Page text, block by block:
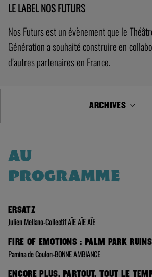
LE LABEL NOS FUTURS
Nos Futurs est un évènement que le
Génération a souhaité construire en
d’autres partenaires en France.
ARCHIVES
AU
PROGRAMME
ERSATZ
Julien Mellano-Collectif AÏE AÏE AÏE
FIRE OF EMOTIONS : PALM PARK RUINS
Pamina de Coulon-BONNE AMBIANCE
ENCORE PLUS, PARTOUT, TOUT LE